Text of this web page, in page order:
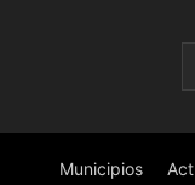
Municipios